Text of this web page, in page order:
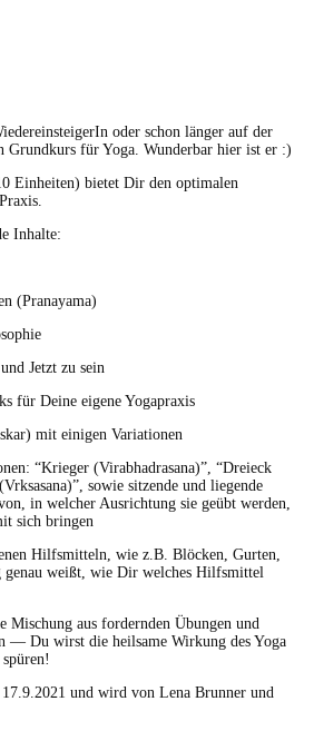
oder schon länger auf der
Grundkurs für Yoga. Wunderbar hier ist er :)
Einheiten) bietet Dir den optimalen
Inhalte:
(Pranayama)
Jetzt zu sein
für Deine eigene Yogapraxis
mit einigen Variationen
“Krieger (Virabhadrasana)”, “Dreieck
sowie sitzende und liegende
in welcher Ausrichtung sie geübt werden,
sich bringen
Hilfsmitteln, wie z.B. Blöcken, Gurten,
genau weißt, wie Dir welches Hilfsmittel
Mischung aus fordernden Übungen und
— Du wirst die heilsame Wirkung des Yoga
und wird von Lena Brunner und